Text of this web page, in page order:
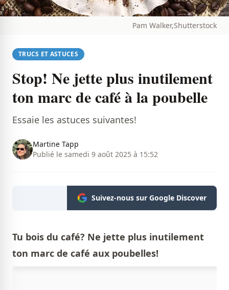
Pam Walker,Shutterstock
TRUCS ET ASTUCES
Stop! Ne jette plus inutilement
ton marc de café à la poubelle
Essaie les astuces suivantes!
Martine Tapp
Publié le samedi 9 août 2025 à 15:52
Suivez-nous sur Google Discover
Tu bois du café? Ne jette plus inutilement
ton marc de café aux poubelles!